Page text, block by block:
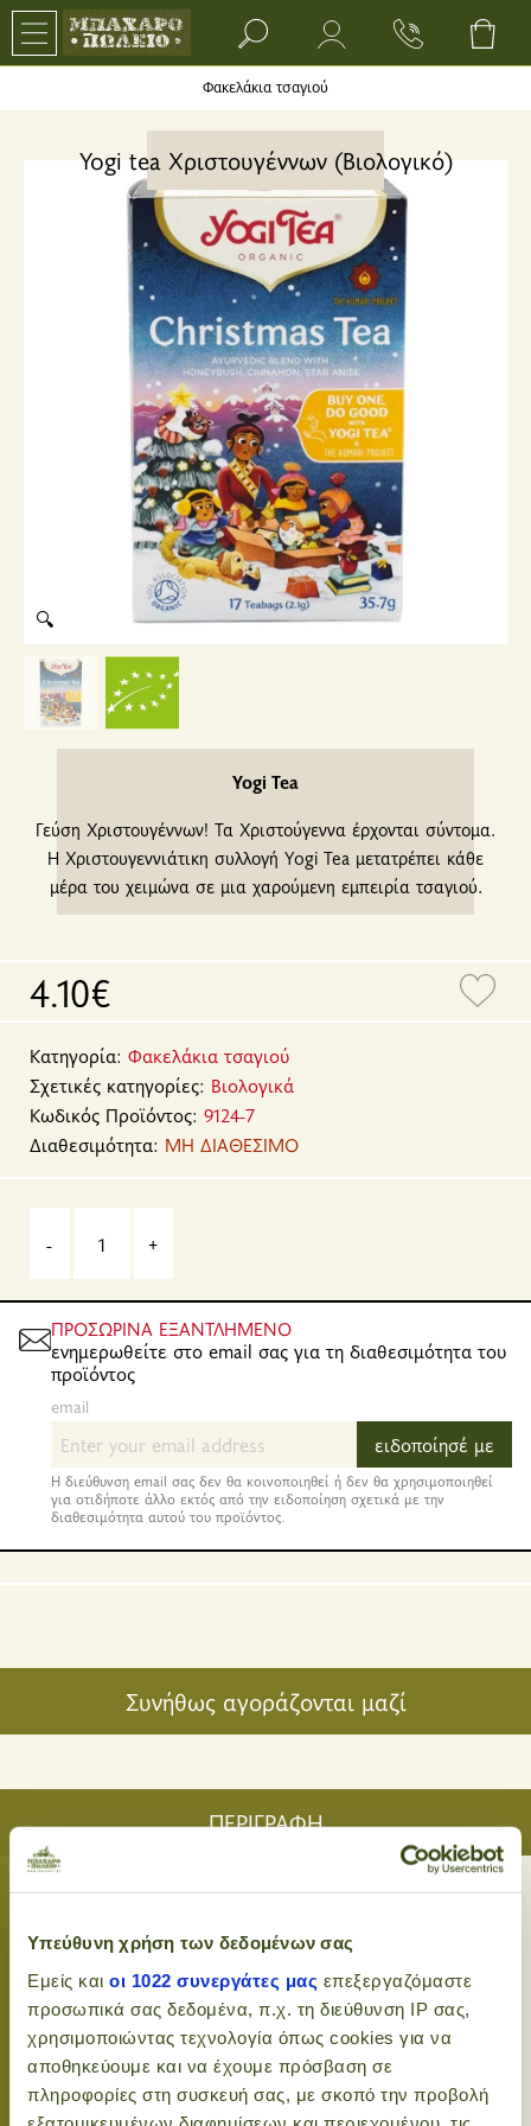
Υπεύθυνη χρήση των δεδομένων σας
Εμείς και οι 1022 συνεργάτες μας επεξεργαζόμαστε
προσωπικά σας δεδομένα, π.χ. τη διεύθυνση IP σας,
χρησιμοποιώντας τεχνολογία όπως cookies για να
αποθηκεύουμε και να έχουμε πρόσβαση σε
πληροφορίες στη συσκευή σας, με σκοπό την προβολή
Search bar input field
Φακελάκια τσαγιού
Yogi tea Χριστουγέννων (Βιολογικό)
🔍
Yogi Tea
Γεύση Χριστουγέννων! Τα Χριστούγεννα έρχονται σύντομα.
Η Χριστουγεννιάτικη συλλογή Yogi Tea μετατρέπει κάθε
μέρα του χειμώνα σε μια χαρούμενη εμπειρία τσαγιού.
4.10€
Κατηγορία: Φακελάκια τσαγιού
Σχετικές κατηγορίες: Βιολογικά
Κωδικός Προϊόντος: 9124-7
Διαθεσιμότητα: ΜΗ ΔΙΑΘΕΣΙΜΟ
- +
ΠΡΟΣΩΡΙΝΑ ΕΞΑΝΤΛΗΜΕΝΟ
ενημερωθείτε στο email σας για τη διαθεσιμότητα του
προϊόντος
email
ειδοποίησέ με
Η διεύθυνση email σας δεν θα κοινοποιηθεί ή δεν θα χρησιμοποιηθεί
για οτιδήποτε άλλο εκτός από την ειδοποίηση σχετικά με την
διαθεσιμότητα αυτού του προϊόντος.
Συνήθως αγοράζονται μαζί
ΠΕΡΙΓΡΑΦΗ
χριστουγεννιάτικο φλιτζάνι Christmas Tea Yogi Tea.
Με ζεστές νότες και εξωτικά μπαχαρικά κάνοντας
το, το ιδανικό τσάι για να μοιραστούν οικογένεια
και φίλοι τις άγιες μέρες των Χριστουγέννων. Το
Yogi Tea Χριστουγέννων περιέχει 17 φακελάκια με
ειδικά επιλεγμένες γεύσεις για την περίοδο των